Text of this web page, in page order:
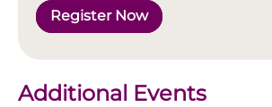
Register Now
Additional Events